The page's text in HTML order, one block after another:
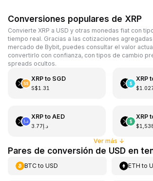
Conversiones populares de XRP
Convierte XRP a USD y otras monedas fiat con
tiempo real. Gracias a las cotizaciones
mercado de Bybit, puedes consultar el valor
convertirlo con confianza, con tipos de cambio
spreads ocultos.
XRPto SGD
S$1.31
XRP
XRPto AED
د.إ3.77
XRP
Ver más ↓
Pares de conversión de USD en
BTCto USD ETH to